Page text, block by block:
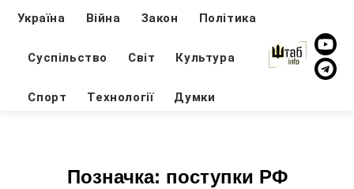
Україна Війна Закон Політика
Суспільство Світ Культура
Спорт Технології Думки
Позначка: поступки РФ